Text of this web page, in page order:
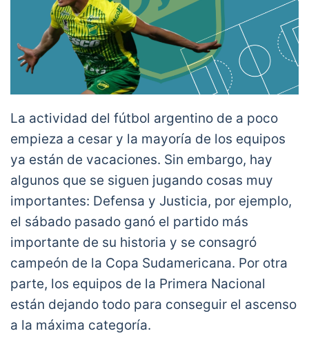
La actividad del fútbol argentino de a poco
empieza a cesar y la mayoría de los equipos
ya están de vacaciones. Sin embargo, hay
algunos que se siguen jugando cosas muy
importantes: Defensa y Justicia, por ejemplo,
el sábado pasado ganó el partido más
importante de su historia y se consagró
campeón de la Copa Sudamericana. Por otra
parte, los equipos de la Primera Nacional
están dejando todo para conseguir el ascenso
a la máxima categoría.